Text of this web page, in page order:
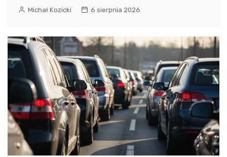
Michał Kozicki 6 sierpnia 2026